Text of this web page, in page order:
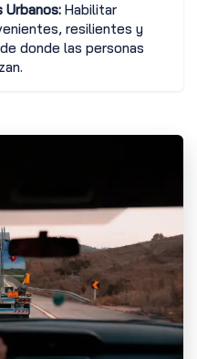
Urbanos: Habilitar
resilientes y
donde las personas